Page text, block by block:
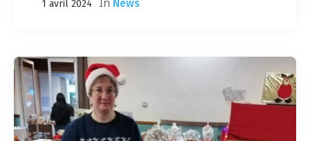
1 avril 2024 News